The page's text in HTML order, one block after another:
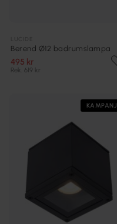
Berend Ø12 badrumslampa
495 kr
Rek. 619 kr
KAMPANJ